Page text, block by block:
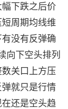
下跌之后价
周期均线维
没有反弹确
向下空头排列
关口上方压
就只是行情
还是空头趋